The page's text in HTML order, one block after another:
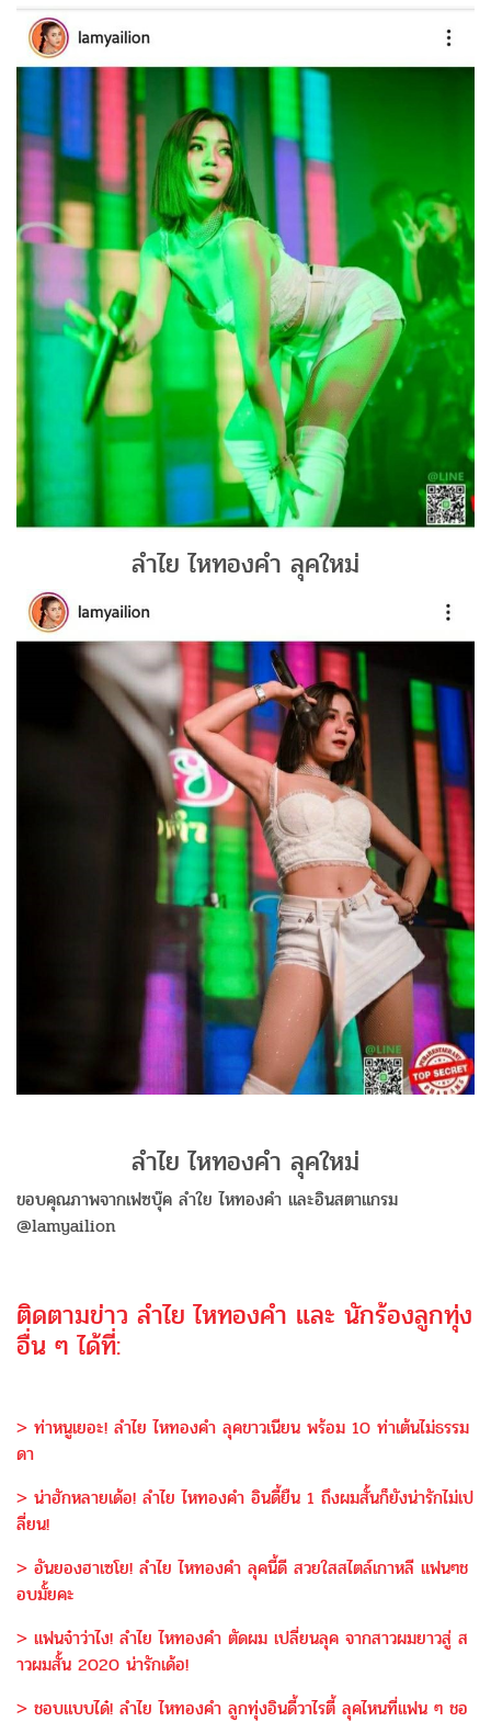
ลำไย ไหทองคำ ลุคใหม่
ลำไย ไหทองคำ ลุคใหม่
ขอบคุณภาพจากเฟซบุ๊ค ลำใย ไหทองคำ และอินสตาแกรม
@lamyailion
ติดตามข่าว ลำไย ไหทองคำ และ นักร้องลูกทุ่ง
อื่น ๆ ได้ที่:
> ท่าหนูเยอะ! ลำไย ไหทองคำ ลุคขาวเนียน พร้อม 10 ท่าเต้นไม่ธรรม
ดา
> น่าฮักหลายเด้อ! ลำไย ไหทองคำ อินดี้ยืน 1 ถึงผมสั้นก็ยังน่ารักไม่เป
ลี่ยน!
> อันยองฮาเซโย! ลำไย ไหทองคำ ลุคนี้ดี สวยใสสไตล์เกาหลี แฟนๆช
อบมั้ยคะ
> แฟนจ๋าว่าไง! ลำไย ไหทองคำ ตัดผม เปลี่ยนลุค จากสาวผมยาวสู่ ส
าวผมสั้น 2020 น่ารักเด้อ!
> ชอบแบบได๋! ลำไย ไหทองคำ ลูกทุ่งอินดี้วาไรตี้ ลุคไหนที่แฟน ๆ ชอ